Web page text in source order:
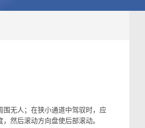
无人；在狭小通道中驾驭时，应
然后滚动方向盘使后部滚动。